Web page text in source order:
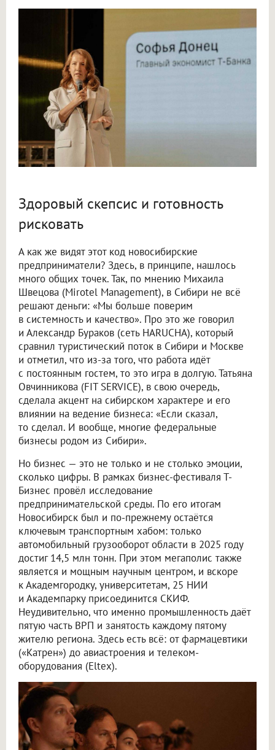
Здоровый скепсис и готовность
рисковать
А как же видят этот код новосибирские
предприниматели? Здесь, в принципе, нашлось
много общих точек. Так, по мнению Михаила
Швецова (Mirotel Management), в Сибири не всё
решают деньги: «Мы больше поверим
в системность и качество». Про это же говорил
и Александр Бураков (сеть HARUCHA), который
сравнил туристический поток в Сибири и Москве
и отметил, что из-за того, что работа идёт
с постоянным гостем, то это игра в долгую. Татьяна
Овчинникова (FIT SERVICE), в свою очередь,
сделала акцент на сибирском характере и его
влиянии на ведение бизнеса: «Если сказал,
то сделал. И вообще, многие федеральные
бизнесы родом из Сибири».
Но бизнес — это не только и не столько эмоции,
сколько цифры. В рамках бизнес-фестиваля Т-
Бизнес провёл исследование
предпринимательской среды. По его итогам
Новосибирск был и по-прежнему остаётся
ключевым транспортным хабом: только
автомобильный грузооборот области в 2025 году
достиг 14,5 млн тонн. При этом мегаполис также
является и мощным научным центром, и вскоре
к Академгородку, университетам, 25 НИИ
и Академпарку присоединится СКИФ.
Неудивительно, что именно промышленность даёт
пятую часть ВРП и занятость каждому пятому
жителю региона. Здесь есть всё: от фармацевтики
(«Катрен») до авиастроения и телеком-
оборудования (Eltex).